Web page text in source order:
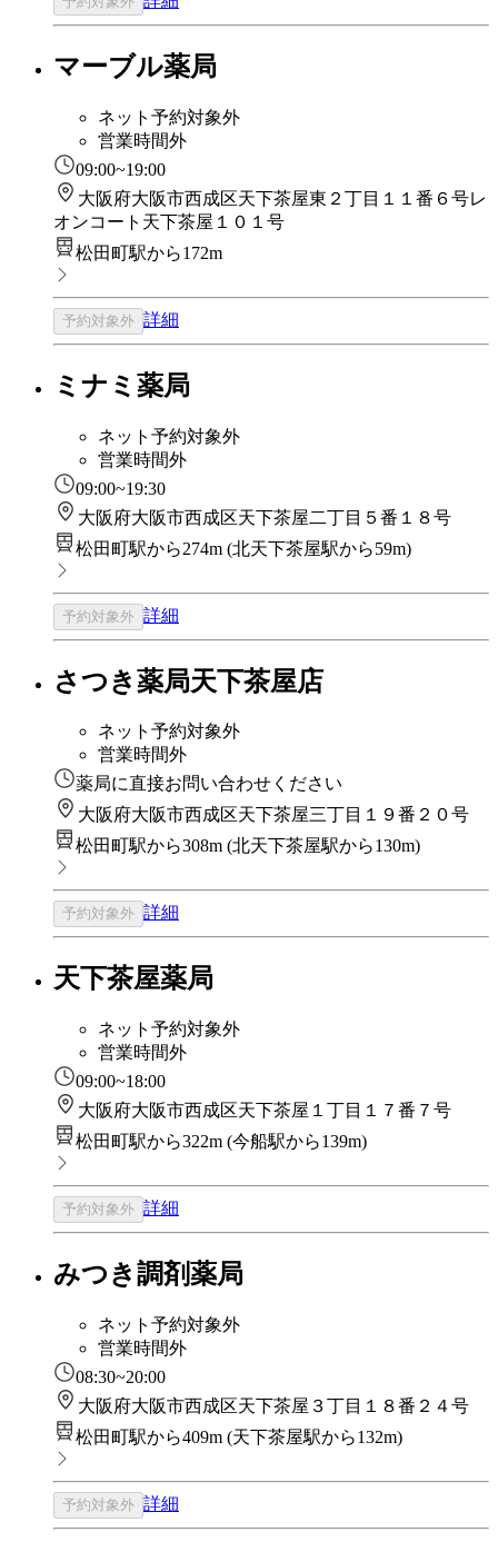
マーブル薬局
ネット予約対象外
営業時間外
09:00~19:00
大阪府大阪市西成区天下茶屋東２丁目１１番６号レ
オンコート天下茶屋１０１号
松田町駅から172m
予約対象外 詳細
ミナミ薬局
ネット予約対象外
営業時間外
09:00~19:30
大阪府大阪市西成区天下茶屋二丁目５番１８号
松田町駅から274m (北天下茶屋駅から59m)
予約対象外 詳細
さつき薬局天下茶屋店
ネット予約対象外
営業時間外
薬局に直接お問い合わせください
大阪府大阪市西成区天下茶屋三丁目１９番２０号
松田町駅から308m (北天下茶屋駅から130m)
予約対象外 詳細
天下茶屋薬局
ネット予約対象外
営業時間外
09:00~18:00
大阪府大阪市西成区天下茶屋１丁目１７番７号
松田町駅から322m (今船駅から139m)
予約対象外 詳細
みつき調剤薬局
ネット予約対象外
営業時間外
08:30~20:00
大阪府大阪市西成区天下茶屋３丁目１８番２４号
松田町駅から409m (天下茶屋駅から132m)
予約対象外 詳細